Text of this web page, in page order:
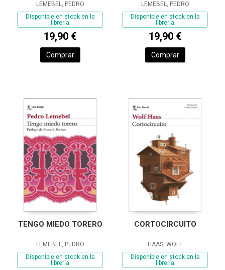
LEMEBEL, PEDRO
Disponible en stock en la
librería
19,90 €
Comprar
LEMEBEL, PEDRO
Disponible en stock en la
librería
19,90 €
Comprar
TENGO MIEDO TORERO
LEMEBEL, PEDRO
Disponible en stock en la
librería
CORTOCIRCUITO
HAAS, WOLF
Disponible en stock en la
librería